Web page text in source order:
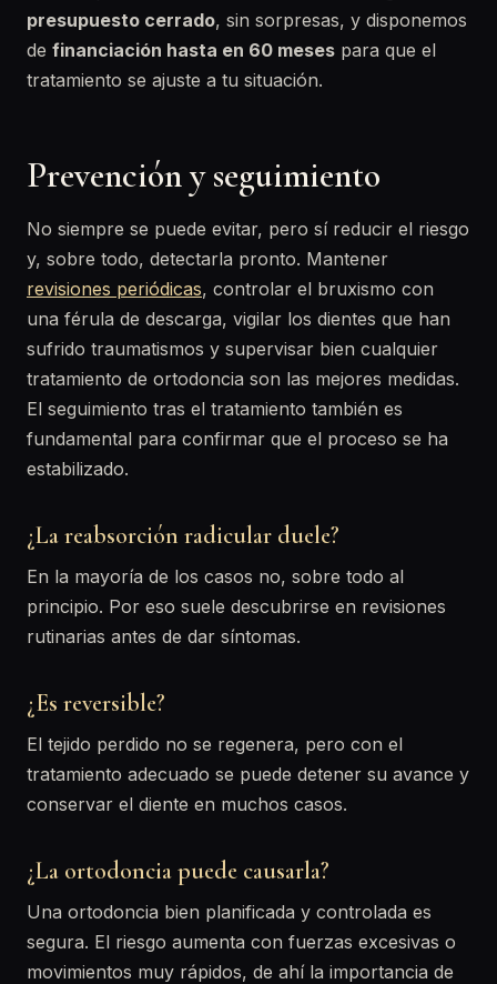
presupuesto cerrado, sin sorpresas, y disponemos
de financiación hasta en 60 meses para que el
tratamiento se ajuste a tu situación.
Prevención y seguimiento
No siempre se puede evitar, pero sí reducir el riesgo
y, sobre todo, detectarla pronto. Mantener
revisiones periódicas, controlar el bruxismo con
una férula de descarga, vigilar los dientes que han
sufrido traumatismos y supervisar bien cualquier
tratamiento de ortodoncia son las mejores medidas.
El seguimiento tras el tratamiento también es
fundamental para confirmar que el proceso se ha
estabilizado.
¿La reabsorción radicular duele?
En la mayoría de los casos no, sobre todo al
principio. Por eso suele descubrirse en revisiones
rutinarias antes de dar síntomas.
¿Es reversible?
El tejido perdido no se regenera, pero con el
tratamiento adecuado se puede detener su avance y
conservar el diente en muchos casos.
¿La ortodoncia puede causarla?
Una ortodoncia bien planificada y controlada es
segura. El riesgo aumenta con fuerzas excesivas o
movimientos muy rápidos, de ahí la importancia de